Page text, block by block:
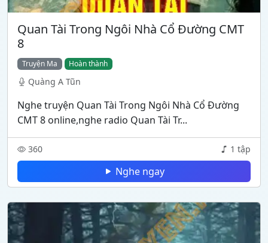
Quan Tài Trong Ngôi Nhà Cổ Đường CMT
8
Truyện Ma Hoàn thành
Quàng A Tũn
Nghe truyện Quan Tài Trong Ngôi Nhà Cổ Đường
CMT 8 online,nghe radio Quan Tài Tr...
360 1 tập
Nghe ngay